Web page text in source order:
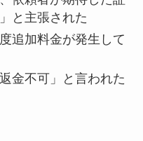
と主張された
追加料金が発生して
金不可」と言われた